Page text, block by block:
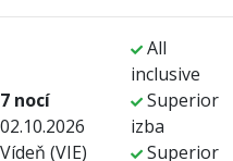
7 nocí
02.10.2026
Vídeň (VIE)
All
inclusive
Superior
izba
Superior